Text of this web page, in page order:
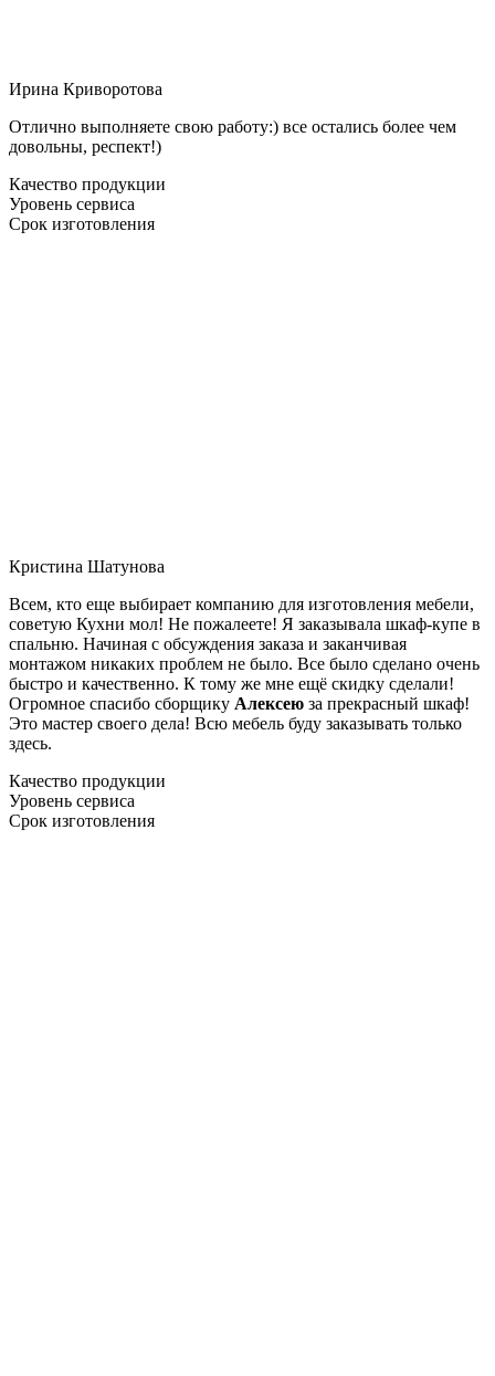
Ирина Криворотова
Отлично выполняете свою работу:) все остались более чем
довольны, респект!)
Качество продукции
Уровень сервиса
Срок изготовления
Кристина Шатунова
Всем, кто еще выбирает компанию для изготовления мебели,
советую Кухни мол! Не пожалеете! Я заказывала шкаф-купе в
спальню. Начиная с обсуждения заказа и заканчивая
монтажом никаких проблем не было. Все было сделано очень
быстро и качественно. К тому же мне ещё скидку сделали!
Огромное спасибо сборщику Алексею за прекрасный шкаф!
Это мастер своего дела! Всю мебель буду заказывать только
здесь.
Качество продукции
Уровень сервиса
Срок изготовления